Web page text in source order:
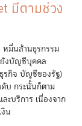
มีตามช่วง
หมื่นล้านธุรกรรม
ยังบัญชีบุคคล
รกิจ บัญชีของรัฐ)
ดับ กระนั้นก็ตาม
ะบริการ เนื่องจาก
น